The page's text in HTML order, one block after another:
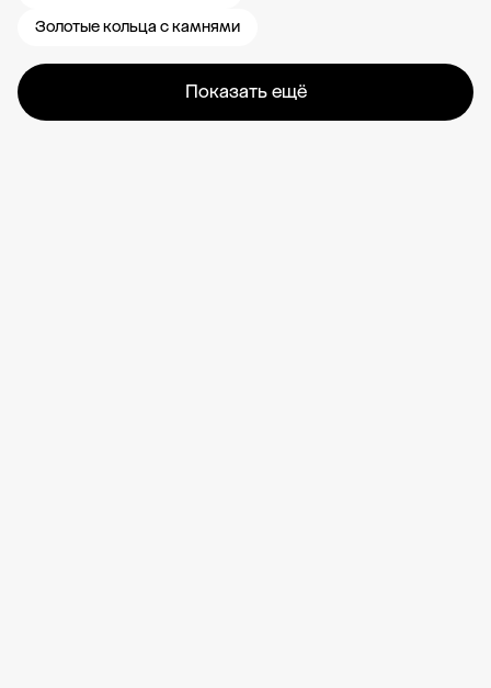
Золотые кольца с камнями
Показать ещё